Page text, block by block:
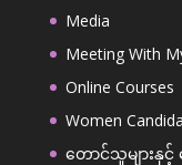
Media
Meeting With
Online Courses
Women
တောင်သူများနှင့်